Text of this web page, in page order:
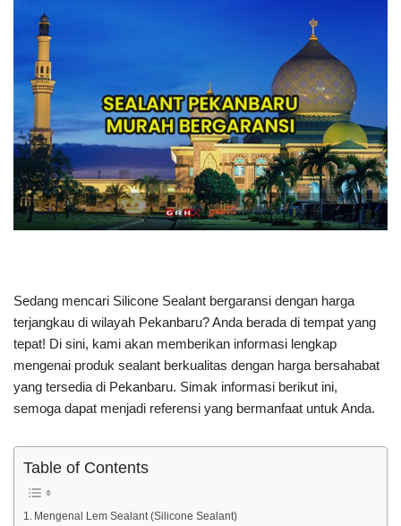
Sedang mencari Silicone Sealant bergaransi dengan harga
terjangkau di wilayah Pekanbaru? Anda berada di tempat yang
tepat! Di sini, kami akan memberikan informasi lengkap
mengenai produk sealant berkualitas dengan harga bersahabat
yang tersedia di Pekanbaru. Simak informasi berikut ini,
semoga dapat menjadi referensi yang bermanfaat untuk Anda.
Table of Contents
Mengenal Lem Sealant (Silicone Sealant)